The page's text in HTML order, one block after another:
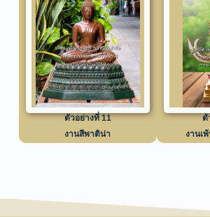
ตัวอย่างที่ 11
งานสีพาติน่า
ตั
งานเ